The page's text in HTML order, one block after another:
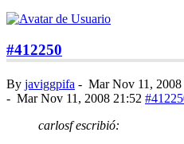
#412250
By javiggpifa - Mar Nov 11, 2008
- Mar Nov 11, 2008 21:52
carlosf escribió: